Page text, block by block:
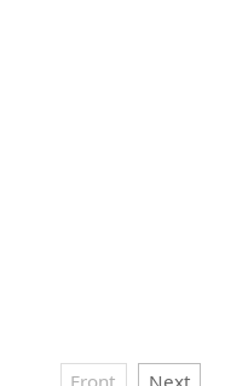
Front Next